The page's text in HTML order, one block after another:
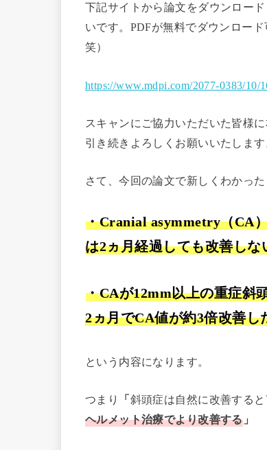
下記サイトから論文をダウンロー
いです。PDFが無料でダウンロー
笑）
https://www.mdpi.com/2077-0383/10/
スキャンにご協力いただいた皆様
引き続きよろしくお願いいたします
さて、今回の論文で新しくわかった
・Cranial asymmetry（CA
は2ヵ月経過しても改善しな
・CAが12mm以上の重症斜
2ヵ月でCA値が約3倍改善し
という内容になります。
つまり 「斜頭症は自然に改善すると
ヘルメット治療でより改善する」